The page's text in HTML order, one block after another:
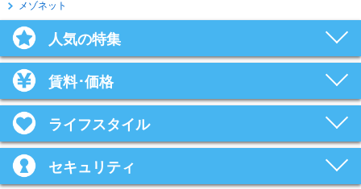
メゾネット
人気の特集
賃料･価格
ライフスタイル
セキュリティ